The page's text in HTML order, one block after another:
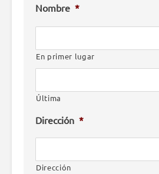
Nombre *
En primer lugar
Última
Dirección *
Dirección